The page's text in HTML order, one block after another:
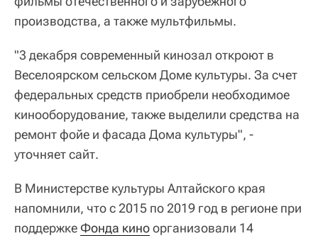
производства, а также мультфильмы.
"3 декабря современный кинозал откроют в
Веселоярском сельском Доме культуры. За счет
федеральных средств приобрели необходимое
кинооборудование, также выделили средства на
ремонт фойе и фасада Дома культуры", -
уточняет сайт.
В Министерстве культуры Алтайского края
напомнили, что с 2015 по 2019 год в регионе при
поддержке Фонда киноорганизовали 14